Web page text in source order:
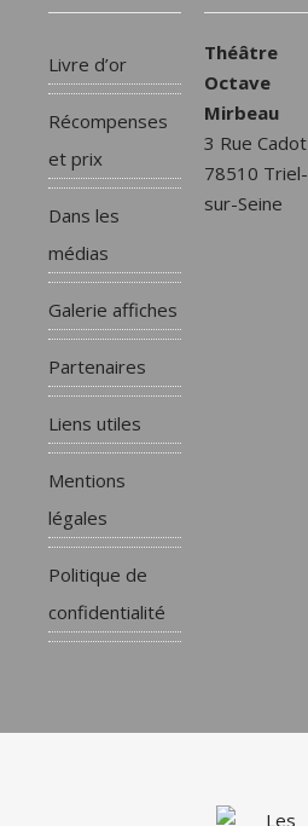
Livre d’or
Récompenses
et prix
Dans les
médias
Galerie affiches
Partenaires
Liens utiles
Mentions
légales
Politique de
confidentialité
Théâtre
Octave
Mirbeau
3 Rue Cadot
78510 Triel-
sur-Seine